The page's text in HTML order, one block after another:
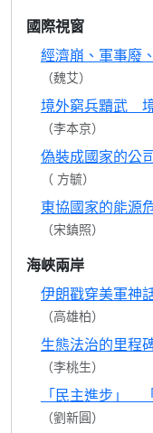
國際視窗
經濟崩、軍事廢
（魏艾）
境外窮兵黷武
（李本京）
偽裝成國家的公
（ 方毓）
東協國家的能源
（宋鎮照）
海峽兩岸
伊朗戳穿美軍神
（高雄柏）
生態法治的里程
（李桃生）
「民主進步」
（劉新圓）